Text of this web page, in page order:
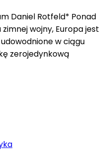
Daniel Rotfeld* Ponad
wojny, Europa jest
w ciągu
zerojedynkową